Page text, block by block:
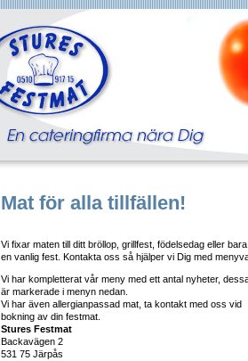
Mat för alla tillfällen!
Vi fixar maten till ditt bröllop, grillfest, födelsedag eller bara
en vanlig fest. Kontakta oss så hjälper vi Dig med
Vi har kompletterat vår meny med ett antal nyheter,
är markerade i menyn nedan.
Vi har även allergianpassad mat, ta kontakt med oss vid
bokning av din festmat.
Stures Festmat
Backavägen 2
531 75 Järpås